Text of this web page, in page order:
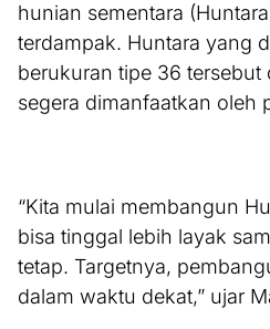
hunian sementara
terdampak. Huntara yang
berukuran tipe 36 tersebut
segera dimanfaatkan oleh
“Kita mulai membangun
bisa tinggal lebih layak
tetap. Targetnya,
dalam waktu dekat,” ujar